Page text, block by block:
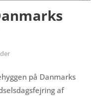
på Danmarks
af